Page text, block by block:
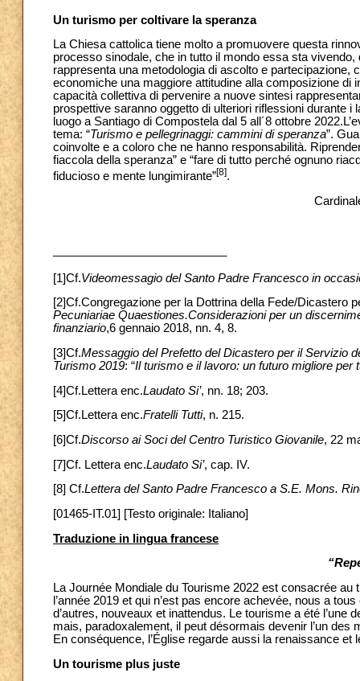
Un turismo per coltivare la speranza
La Chiesa cattolica tiene molto a promuovere questa
processo sinodale, che in tutto il mondo essa sta
rappresenta una metodologia di ascolto e
economiche una maggiore attitudine alla composizione di
capacità collettiva di pervenire a nuove sintesi
prospettive saranno oggetto di ulteriori riflessioni durante
luogo a Santiago di Compostela dal 5 all´8 ottobre
tema: “Turismo e pellegrinaggi: cammini di speranza”.
coinvolte e a coloro che ne hanno responsabilità.
fiaccola della speranza” e “fare di tutto perché ognuno
fiducioso e mente lungimirante”[8].
[1]Cf.Videomessagio del Santo Padre Francesco in
[2]Cf.Congregazione per la Dottrina della Fede/Dicastero
Pecuniariae Quaestiones.Considerazioni per un
finanziario,6 gennaio 2018, nn. 4, 8.
[3]Cf.Messaggio del Prefetto del Dicastero per il Servizio
Turismo 2019: “Il turismo e il lavoro: un futuro migliore per
[4]Cf.Lettera enc.Laudato Si’, nn. 18; 203.
[5]Cf.Lettera enc.Fratelli Tutti, n. 215.
[6]Cf.Discorso ai Soci del Centro Turistico Giovanile, 22
[7]Cf. Lettera enc.Laudato Si’, cap. IV.
[8] Cf.Lettera del Santo Padre Francesco a S.E. Mons.
[01465-IT.01] [Testo originale: Italiano]
Traduzione in lingua francese
La Journée Mondiale du Tourisme 2022 est consacrée au
l’année 2019 et qui n’est pas encore achevée, nous a
d’autres, nouveaux et inattendus. Le tourisme a été
mais, paradoxalement, il peut désormais devenir l’un des
En conséquence, l’Église regarde aussi la renaissance
Un tourisme plus juste